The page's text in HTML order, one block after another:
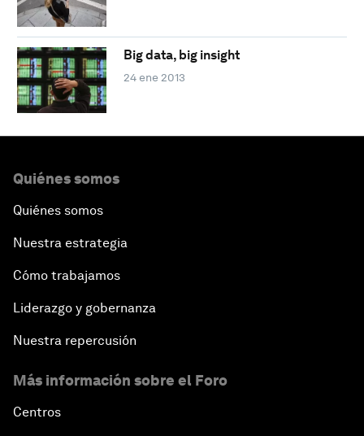
Big data, big insight
24 ene 2013
Quiénes somos
Quiénes somos
Nuestra estrategia
Cómo trabajamos
Liderazgo y gobernanza
Nuestra repercusión
Más información sobre el Foro
Centros